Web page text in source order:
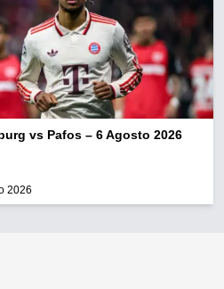
vs Pafos – 6 Agosto 2026
2026